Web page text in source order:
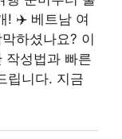
! ✈️ 베트남 여
하셨나요? 이
작성법과 빠른
립니다. 지금